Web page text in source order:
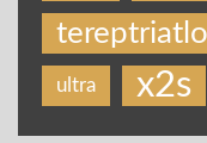
ultra x2s